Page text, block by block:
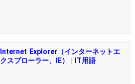
Internet Explorer（インターネットエ
クスプローラー、IE） | IT用語